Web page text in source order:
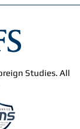
Studies. All